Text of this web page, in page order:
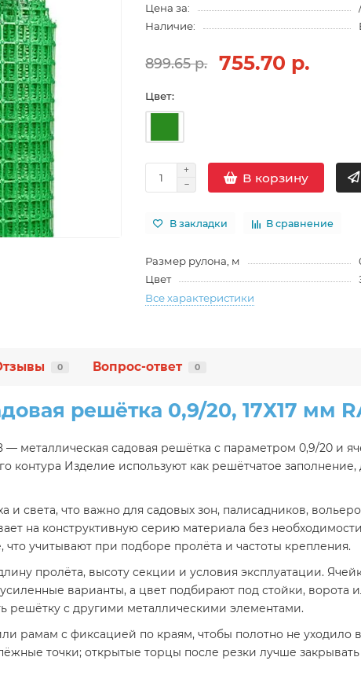
Цена за:
Наличие:
899.65 р. 755.70 р.
Цвет:
В корзину
В закладки В сравнение
Размер рулона, м
Цвет
Все характеристики
0 Вопрос-ответ 0
решётка 0,9/20, 17Х17 мм
— металлическая садовая решётка с параметром 0,9/20 и
контура Изделие используют как решётчатое
и света, что важно для садовых зон, палисадников,
на конструктивную серию материала без
что учитывают при подборе пролёта и частоты крепления.
пролёта, высоту секции и условия эксплуатации.
варианты, а цвет подбирают под стойки, ворота
решётку с другими металлическими элементами.
рамам с фиксацией по краям, чтобы полотно не уходило
точки; открытые торцы после резки лучше